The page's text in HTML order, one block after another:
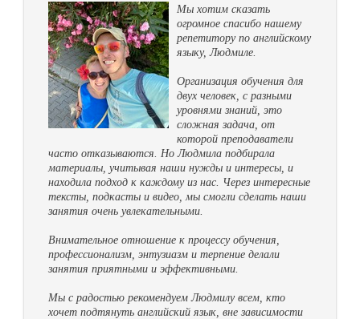
Мы хотим сказать
огромное спасибо нашему
репетитору по английскому
языку, Людмиле.
Организация обучения для
двух человек, с разными
уровнями знаний, это
сложная задача, от
которой преподаватели
часто отказываются. Но Людмила подбирала
материалы, учитывая наши нужды и интересы, и
находила подход к каждому из нас. Через интересные
тексты, подкасты и видео, мы смогли сделать наши
занятия очень увлекательными.
Внимательное отношение к процессу обучения,
профессионализм, энтузиазм и терпение делали
занятия приятными и эффективными.
Мы с радостью рекомендуем Людмилу всем, кто
хочет подтянуть английский язык, вне зависимости